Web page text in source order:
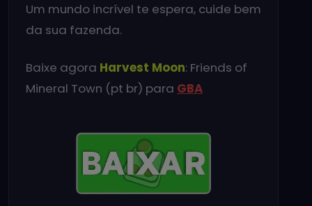
Um mundo incrível te espera, cuide bem
da sua fazenda.
Baixe agora Harvest Moon: Friends of
Mineral Town (pt br) para GBA